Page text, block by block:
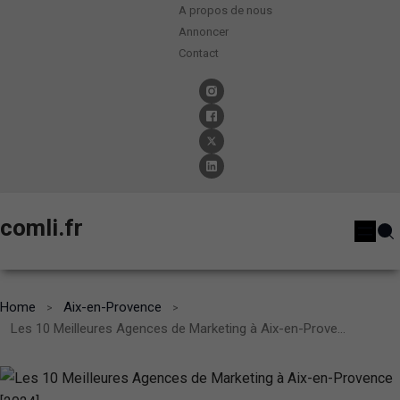
A propos de nous
Annoncer
Contact
comli.fr
Home
Aix-en-Provence
Les 10 Meilleures Agences de Marketing à Aix-en-Provence [2024]